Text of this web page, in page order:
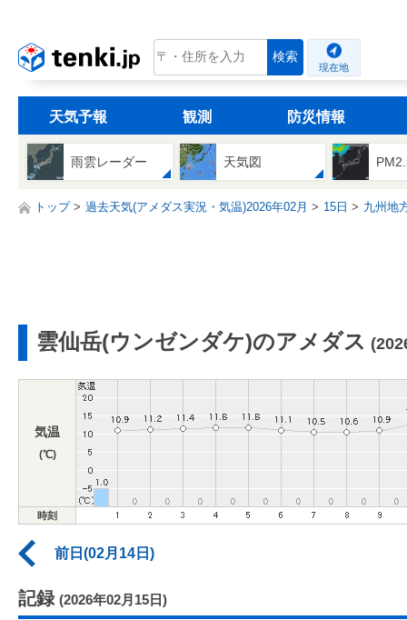
tenki.jp 検索
現在地
天気予報 観測 防災情報
雨雲レーダー 天気図
トップ 過去天気(アメダス実況・気温)2026年02月 15日 九州地
雲仙岳(ウンゼンダケ)のアメダス
気温
(℃)
時刻
前日(02月14日)
記録 (2026年02月15日)